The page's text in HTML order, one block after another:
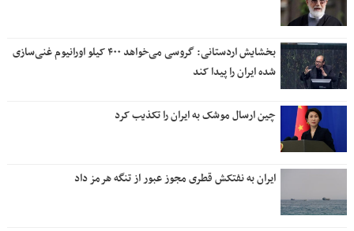
بخشایش اردستانی: گروسی می‌خواهد ۴۰۰ کیلو اورانیوم غنی‌سازی
شده ایران را پیدا کند
چین ارسال موشک به ایران را تکذیب کرد
ایران به نفتکش قطری مجوز عبور از تنگه هرمز داد